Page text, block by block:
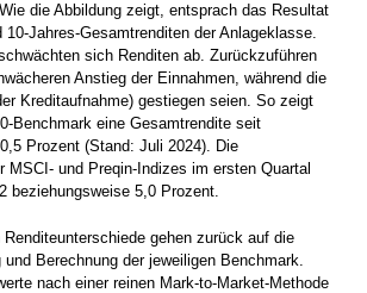
die Abbildung zeigt, entsprach das Resultat
10-Jahres-Gesamtrenditen der Anlageklasse.
sich Renditen ab. Zurückzuführen
Anstieg der Einnahmen, während die
Kreditaufnahme) gestiegen seien. So zeigt
Benchmark eine Gesamtrendite seit
Prozent (Stand: Juli 2024). Die
MSCI- und Preqin-Indizes im ersten Quartal
beziehungsweise 5,0 Prozent.
gehen zurück auf die
Berechnung der jeweiligen Benchmark.
nach einer reinen Mark-to-Market-Methode